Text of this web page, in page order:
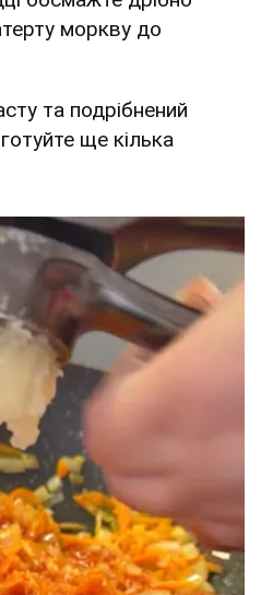
моркву до
та подрібнений
ще кілька